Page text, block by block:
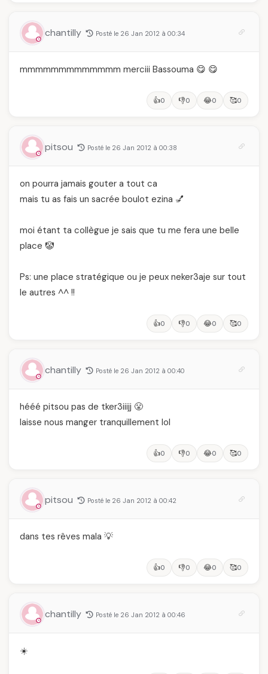
chantilly Posté le 26 Jan 2012 à 00:34
mmmmmmmmmmmmm merciii Bassouma 😋 😋
👍0 👎0 😂0 🥰0
pitsou Posté le 26 Jan 2012 à 00:38
on pourra jamais gouter a tout ca
mais tu as fais un sacrée boulot ezina 💅
moi étant ta collègue je sais que tu me fera une belle
place 🤡
Ps: une place stratégique ou je peux neker3aje sur tout
le autres ^^ !!
👍0 👎0 😂0 🥰0
chantilly Posté le 26 Jan 2012 à 00:40
hééé pitsou pas de tker3iiijj 😤
laisse nous manger tranquillement lol
👍0 👎0 😂0 🥰0
pitsou Posté le 26 Jan 2012 à 00:42
dans tes rêves mala 💡
👍0 👎0 😂0 🥰0
chantilly Posté le 26 Jan 2012 à 00:46
☀️